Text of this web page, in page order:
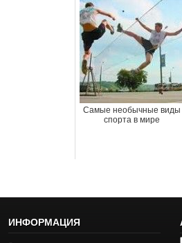
Самые необычные виды
спорта в мире
ИНФОРМАЦИЯ